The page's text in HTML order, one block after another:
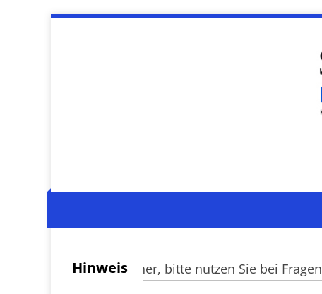
Hinweis
Verehrte Besucher, bitte nutzen Sie bei Fragen